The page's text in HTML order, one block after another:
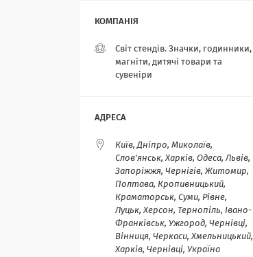
Світ стендів. Значки, годинники,
магніти, дитячі товари та
сувеніри
Київ, Дніпро, Миколаїв,
Слов'янськ, Харків, Одеса, Львів,
Запоріжжя, Чернігів, Житомир,
Полтава, Кропивницький,
Краматорськ, Суми, Рівне,
Луцьк, Херсон, Тернопіль, Івано-
Франківськ, Ужгород, Чернівці,
Вінниця, Черкаси, Хмельницький,
Харків, Чернівці, Україна